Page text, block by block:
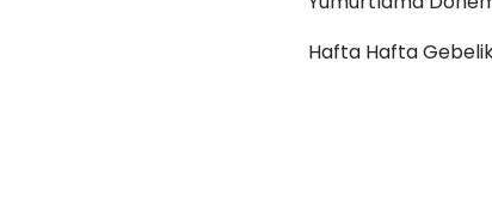
Hafta Hafta